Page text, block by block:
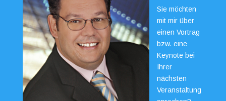
Sie möchten
mit mir über
einen Vortrag
bzw. eine
Keynote bei
Ihrer
nächsten
Veranstaltung